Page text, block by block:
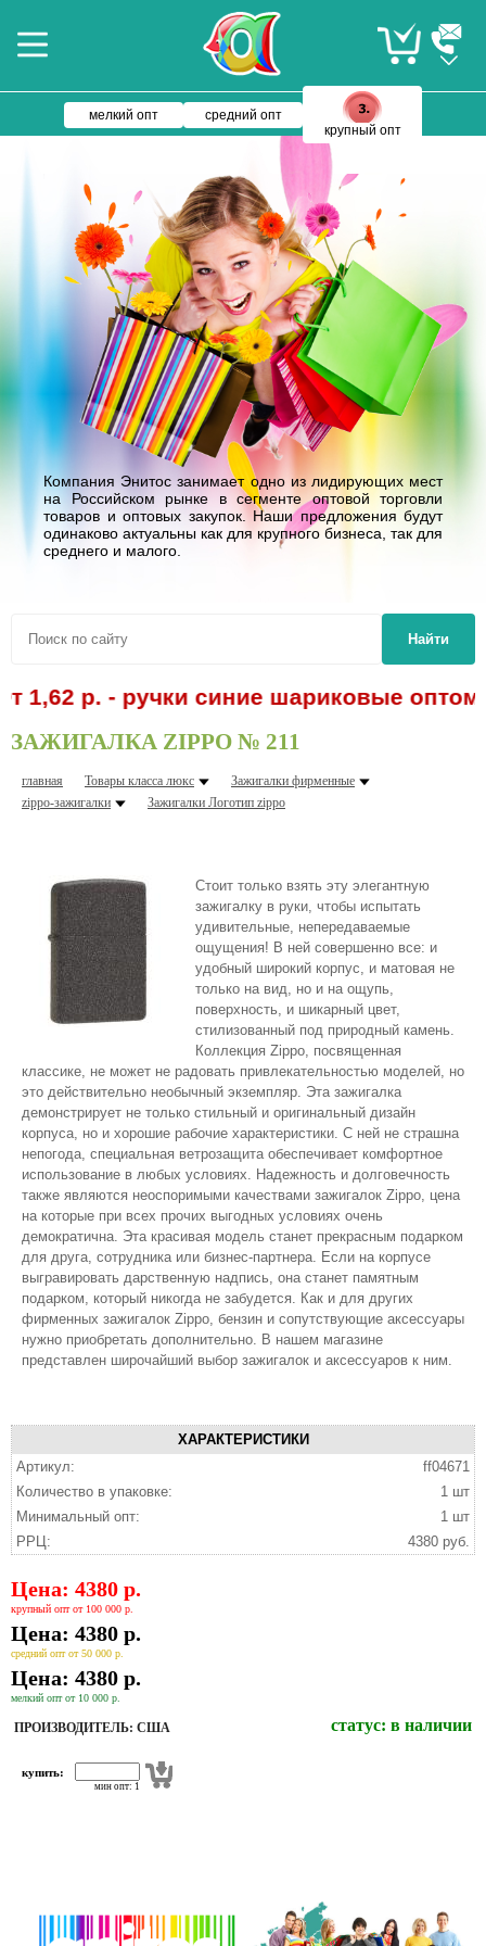
мелкий опт
средний опт
крупный опт
Компания Энитос занимает одно из лидирующих мест
на Российском рынке в сегменте оптовой торговли
товаров и оптовых закупок. Наши предложения будут
одинаково актуальны как для крупного бизнеса, так для
среднего и малого.
Найти
р. - ручки синие шариковые оптом!
ЗАЖИГАЛКА ZIPPO № 211
главная Товары класса люкс
Зажигалки фирменные
zippo-зажигалки
Зажигалки Логотип zippo
Стоит только взять эту элегантную
зажигалку в руки, чтобы испытать
удивительные, непередаваемые
ощущения! В ней совершенно все: и
удобный широкий корпус, и матовая не
только на вид, но и на ощупь,
поверхность, и шикарный цвет,
стилизованный под природный камень.
Коллекция Zippo, посвященная
классике, не может не радовать привлекательностью моделей, но
это действительно необычный экземпляр. Эта зажигалка
демонстрирует не только стильный и оригинальный дизайн
корпуса, но и хорошие рабочие характеристики. С ней не страшна
непогода, специальная ветрозащита обеспечивает комфортное
использование в любых условиях. Надежность и долговечность
также являются неоспоримыми качествами зажигалок Zippo, цена
на которые при всех прочих выгодных условиях очень
демократична. Эта красивая модель станет прекрасным подарком
для друга, сотрудника или бизнес-партнера. Если на корпусе
выгравировать дарственную надпись, она станет памятным
подарком, который никогда не забудется. Как и для других
фирменных зажигалок Zippo, бензин и сопутствующие аксессуары
нужно приобретать дополнительно. В нашем магазине
представлен широчайший выбор зажигалок и аксессуаров к ним.
ХАРАКТЕРИСТИКИ
Артикул:
ff04671
Количество в упаковке:
1 шт
Минимальный опт:
1 шт
РРЦ:
4380 руб.
Цена: 4380 р.
крупный опт от 100 000 р.
Цена: 4380 р.
средний опт от 50 000 р.
Цена: 4380 р.
мелкий опт от 10 000 р.
ПРОИЗВОДИТЕЛЬ: США статус: в наличии
купить:
мин опт: 1